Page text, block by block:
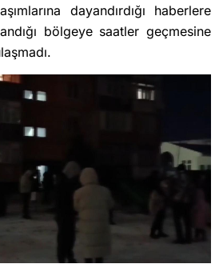
dayandırdığı haberlere
bölgeye saatler geçmesine